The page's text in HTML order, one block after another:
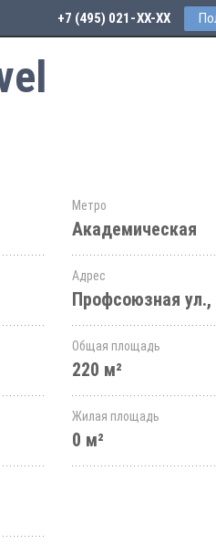
+7 (495) 021-41-76
Метро
Академическая
Адрес
Профсоюзная ул.,
Общая площадь
220 м²
Жилая площадь
0 м²